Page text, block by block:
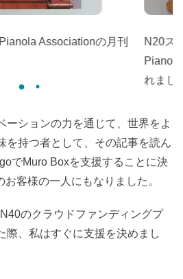
Pianola Associationの月刊
ーションの力を通じて、世界をよ
を持つ者として、その記事を読ん
でMuro Boxを支援することに決
客様の一人にもなりました。
のクラウドファンディングプ
際、私はすぐに支援を決めまし